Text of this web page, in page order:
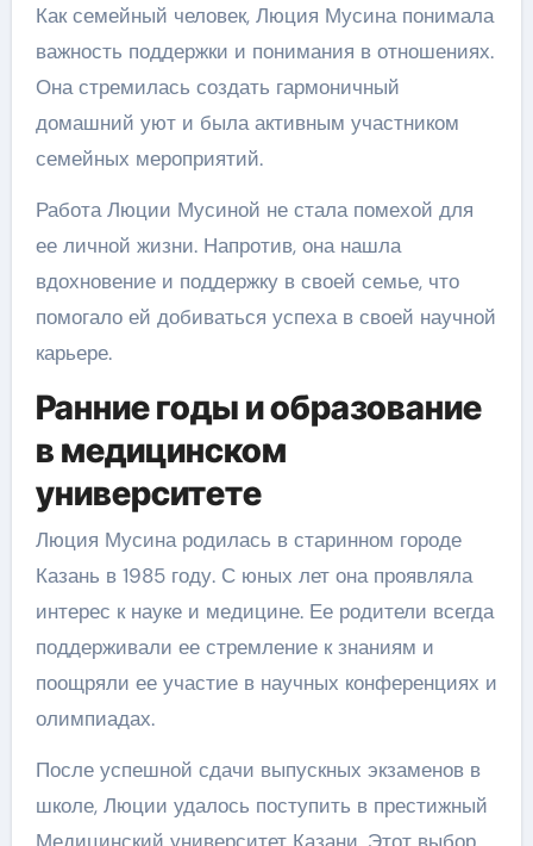
Как семейный человек, Люция Мусина понимала
важность поддержки и понимания в отношениях.
Она стремилась создать гармоничный
домашний уют и была активным участником
семейных мероприятий.
Работа Люции Мусиной не стала помехой для
ее личной жизни. Напротив, она нашла
вдохновение и поддержку в своей семье, что
помогало ей добиваться успеха в своей научной
карьере.
Ранние годы и образование
в медицинском
университете
Люция Мусина родилась в старинном городе
Казань в 1985 году. С юных лет она проявляла
интерес к науке и медицине. Ее родители всегда
поддерживали ее стремление к знаниям и
поощряли ее участие в научных конференциях и
олимпиадах.
После успешной сдачи выпускных экзаменов в
школе, Люции удалось поступить в престижный